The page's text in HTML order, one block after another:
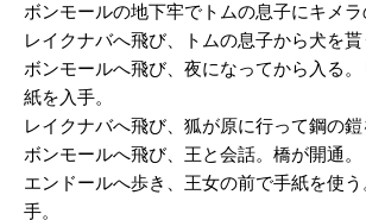
ボンモールの地下牢でトムの息子にキメラ
レイクナバへ飛び、トムの息子から犬を貰
ボンモールへ飛び、夜になってから入る
紙を入手。
レイクナバへ飛び、狐が原に行って鋼の鎧
ボンモールへ飛び、王と会話。橋が開通。
エンドールへ歩き、王女の前で手紙を使う
手。